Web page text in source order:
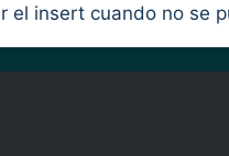
el insert cuando no se